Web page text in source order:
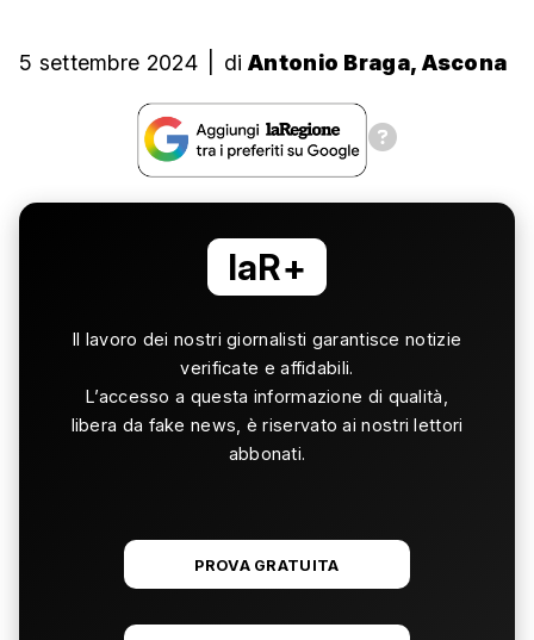
5 settembre 2024 di Antonio Braga, Ascona
laR+
Il lavoro dei nostri giornalisti garantisce notizie
verificate e affidabili.
L’accesso a questa informazione di qualità,
libera da fake news, è riservato ai nostri lettori
abbonati.
PROVA GRATUITA